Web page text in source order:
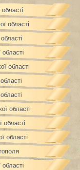
області
області
області
області
області